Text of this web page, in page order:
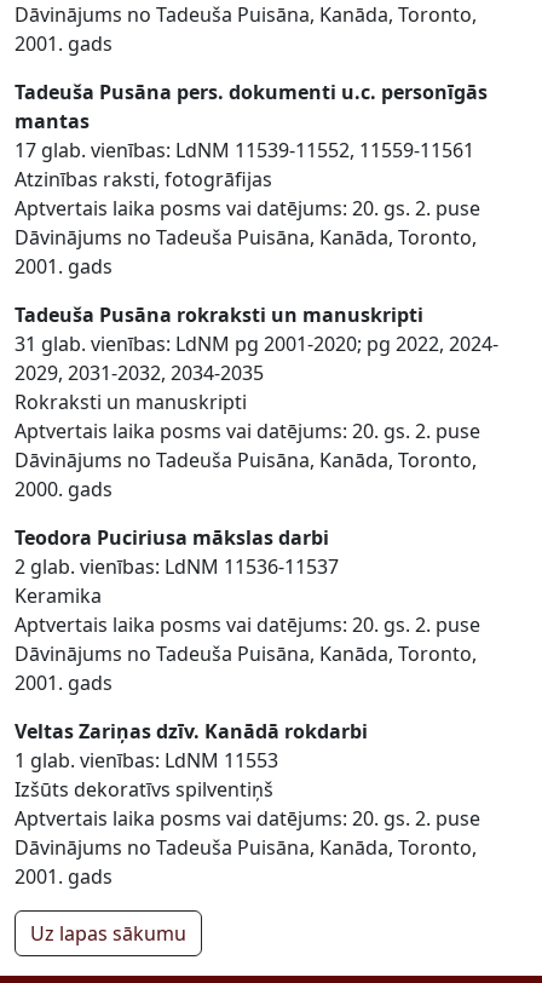
Dāvinājums no Tadeuša Puisāna, Kanāda, Toronto,
2001. gads
Tadeuša Pusāna pers. dokumenti u.c. personīgās
mantas
17 glab. vienības: LdNM 11539-11552, 11559-11561
Atzinības raksti, fotogrāfijas
Aptvertais laika posms vai datējums: 20. gs. 2. puse
Dāvinājums no Tadeuša Puisāna, Kanāda, Toronto,
2001. gads
Tadeuša Pusāna rokraksti un manuskripti
31 glab. vienības: LdNM pg 2001-2020; pg 2022, 2024-
2029, 2031-2032, 2034-2035
Rokraksti un manuskripti
Aptvertais laika posms vai datējums: 20. gs. 2. puse
Dāvinājums no Tadeuša Puisāna, Kanāda, Toronto,
2000. gads
Teodora Puciriusa mākslas darbi
2 glab. vienības: LdNM 11536-11537
Keramika
Aptvertais laika posms vai datējums: 20. gs. 2. puse
Dāvinājums no Tadeuša Puisāna, Kanāda, Toronto,
2001. gads
Veltas Zariņas dzīv. Kanādā rokdarbi
1 glab. vienības: LdNM 11553
Izšūts dekoratīvs spilventiņš
Aptvertais laika posms vai datējums: 20. gs. 2. puse
Dāvinājums no Tadeuša Puisāna, Kanāda, Toronto,
2001. gads
Uz lapas sākumu